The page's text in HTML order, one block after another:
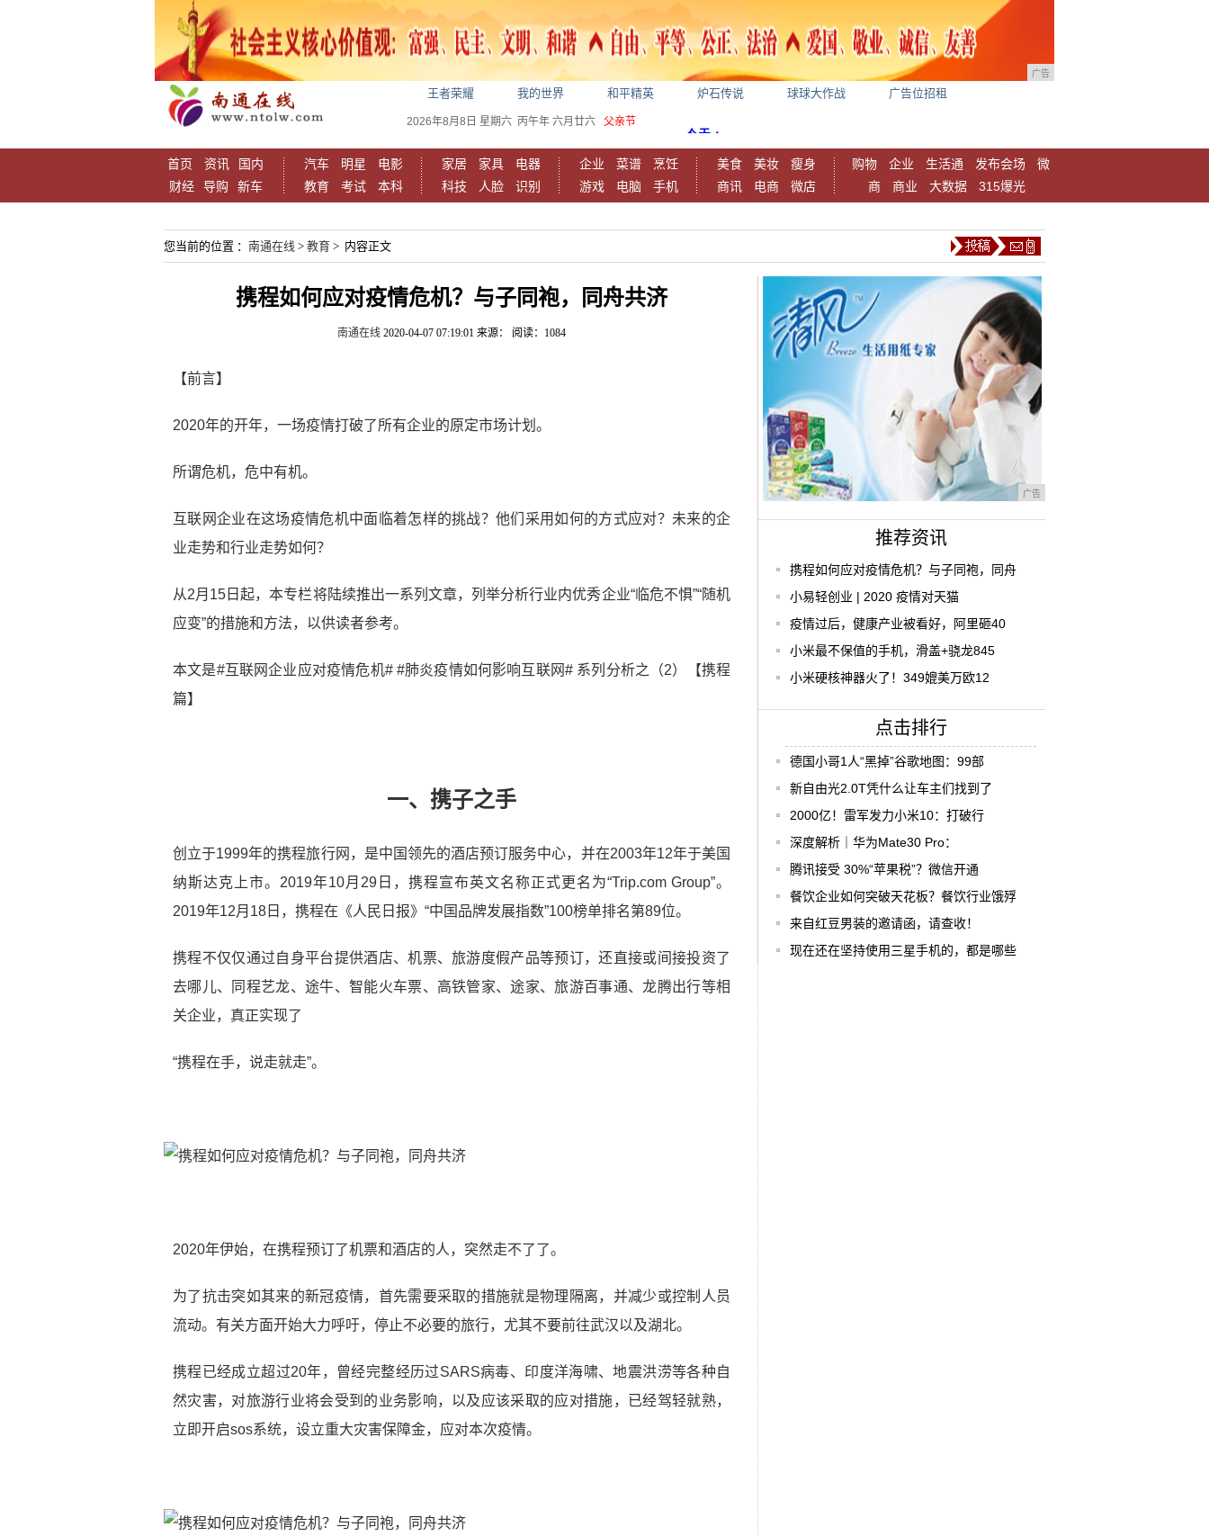
广告
王者荣耀 我的世界 和平精英 炉石传说 球球大作战 广告位招租
2026年8月8日 星期六 丙午年 六月廿六 父亲节
首页 资讯
国内
财经
导购 新车
汽车 明星
电影
教育
考试 本科
家居 家具
电器
科技
人脸 识别
企业 菜谱
烹饪
游戏
电脑 手机
美食 美妆
瘦身
商讯
电商 微店
购物 企业 生活通 发布会场
微
商
商业 大数据 315爆光
您当前的位置 ： 南通在线 > 教育 > 内容正文
携程如何应对疫情危机？与子同袍，同舟共济
南通在线 2020-04-07 07:19:01 来源： 阅读：1084
【前言】
2020年的开年，一场疫情打破了所有企业的原定市场计划。
所谓危机，危中有机。
互联网企业在这场疫情危机中面临着怎样的挑战？他们采用如何的方式应对？未来的企
业走势和行业走势如何？
从2月15日起，本专栏将陆续推出一系列文章，列举分析行业内优秀企业“临危不惧”“随机
应变”的措施和方法，以供读者参考。
本文是#互联网企业应对疫情危机# #肺炎疫情如何影响互联网# 系列分析之（2）【携程
篇】
一、携子之手
创立于1999年的携程旅行网，是中国领先的酒店预订服务中心，并在2003年12年于美国
纳斯达克上市。2019年10月29日，携程宣布英文名称正式更名为“Trip.com Group”。
2019年12月18日，携程在《人民日报》“中国品牌发展指数”100榜单排名第89位。
携程不仅仅通过自身平台提供酒店、机票、旅游度假产品等预订，还直接或间接投资了
去哪儿、同程艺龙、途牛、智能火车票、高铁管家、途家、旅游百事通、龙腾出行等相
关企业，真正实现了
“携程在手，说走就走”。
2020年伊始，在携程预订了机票和酒店的人，突然走不了了。
为了抗击突如其来的新冠疫情，首先需要采取的措施就是物理隔离，并减少或控制人员
流动。有关方面开始大力呼吁，停止不必要的旅行，尤其不要前往武汉以及湖北。
携程已经成立超过20年，曾经完整经历过SARS病毒、印度洋海啸、地震洪涝等各种自
然灾害，对旅游行业将会受到的业务影响，以及应该采取的应对措施，已经驾轻就熟，
立即开启sos系统，设立重大灾害保障金，应对本次疫情。
广告
推荐资讯
携程如何应对疫情危机？与子同袍，同舟
小易轻创业 | 2020 疫情对天猫
疫情过后，健康产业被看好，阿里砸40
小米最不保值的手机，滑盖+骁龙845
小米硬核神器火了！349媲美万欧12
点击排行
德国小哥1人“黑掉”谷歌地图：99部
新自由光2.0T凭什么让车主们找到了
2000亿！雷军发力小米10：打破行
深度解析｜华为Mate30 Pro：
腾讯接受 30%“苹果税”？微信开通
餐饮企业如何突破天花板？餐饮行业饿殍
来自红豆男装的邀请函，请查收！
现在还在坚持使用三星手机的，都是哪些